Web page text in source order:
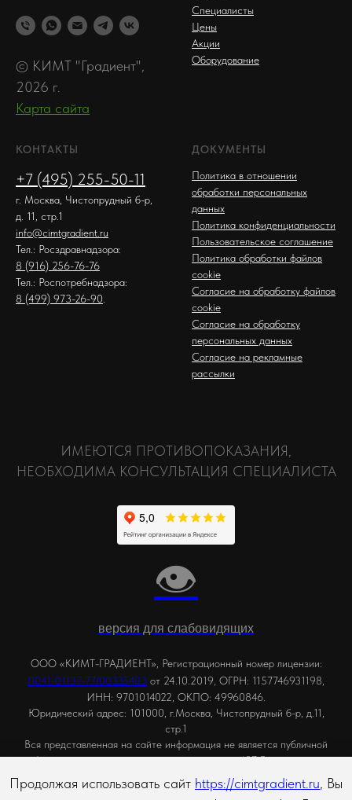
© КИМТ "Градиент",
2026 г.
Карта сайта
Специалисты
Цены
Акции
Оборудование
КОНТАКТЫ
+7 (495) 255-50-11
г. Москва, Чистопрудный б-р,
д. 11, стр.1
info@cimtgradient.ru
Тел.: Росздравнадзора:
8 (916) 256-76-76
Тел.: Роспотребнадзора:
8 (499) 973-26-90
ДОКУМЕНТЫ
Политика в отношении
обработки персональных
данных
Политика конфиденциальности
Пользовательское соглашение
Политика обработки файлов
cookie
Согласие на обработку файлов
cookie
Согласие на обработку
персональных данных
Согласие на рекламные
рассылки
ИМЕЮТСЯ ПРОТИВОПОКАЗАНИЯ,
НЕОБХОДИМА КОНСУЛЬТАЦИЯ СПЕЦИАЛИСТА
👁
версия для слабовидящих
ООО «КИМТ-ГРАДИЕНТ», Регистрационный номер лицензии:
Л041-01137-77/00335403 от 24.10.2019, ОГРН: 1157746931198,
ИНН: 9701014022, ОКПО: 49960846.
Юридический адрес: 101000, г.Москва, Чистопрудный б-р, д.11,
стр.1
Вся представленная на сайте информация не является публичной
офертой, определяемой положениями статьи 437 Гражданского
кодекса РФ. Сведения о ценах на услуги Клиники, а также
изображения услуг на фотографиях, представленных на сайте, носят
Продолжая использовать сайт https://cimtgradient.ru, Вы